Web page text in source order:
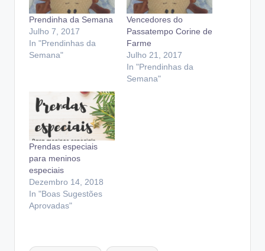
Prendinha da Semana
Julho 7, 2017
In "Prendinhas da
Semana"
Vencedores do
Passatempo Corine de
Farme
Julho 21, 2017
In "Prendinhas da
Semana"
Prendas especiais
para meninos
especiais
Dezembro 14, 2018
In "Boas Sugestões
Aprovadas"
Tags: